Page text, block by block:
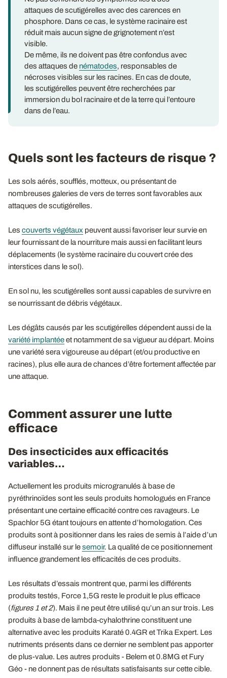
attaques de scutigérelles avec des carences en
phosphore. Dans ce cas, le système racinaire est
réduit mais aucun signe de grignotement n’est
visible.
De même, ils ne doivent pas être confondus avec
des attaques de nématodes, responsables de
nécroses visibles sur les racines. En cas de doute,
les scutigérelles peuvent être recherchées par
immersion du bol racinaire et de la terre qui l’entoure
dans de l’eau.
Quels sont les facteurs de risque ?
Les sols aérés, soufflés, motteux, ou présentant de
nombreuses galeries de vers de terres sont favorables aux
attaques de scutigérelles.
Les couverts végétaux peuvent aussi favoriser leur survie en
leur fournissant de la nourriture mais aussi en facilitant leurs
déplacements (le système racinaire du couvert crée des
interstices dans le sol).
En sol nu, les scutigérelles sont aussi capables de survivre en
se nourrissant de débris végétaux.
Les dégâts causés par les scutigérelles dépendent aussi de la
variété implantéeet notamment de sa vigueur au départ. Moins
une variété sera vigoureuse au départ (et/ou productive en
racines), plus elle aura de chances d’être fortement affectée par
une attaque.
Comment assurer une lutte
efficace
Des insecticides aux efficacités
variables…
Actuellement les produits microgranulés à base de
pyréthrinoïdes sont les seuls produits homologués en France
présentant une certaine efficacité contre ces ravageurs. Le
Spachlor 5G étant toujours en attente d’homologation. Ces
produits sont à positionner dans les raies de semis à l’aide d’un
diffuseur installé sur lesemoir. La qualité de ce positionnement
influence grandement les efficacités de ces produits.
Les résultats d’essais montrent que, parmi les différents
produits testés, Force 1,5G reste le produit le plus efficace
(figures 1 et 2). Mais il ne peut être utilisé qu’un an sur trois. Les
produits à base de lambda-cyhalothrine constituent une
alternative avec les produits Karaté 0.4GR et Trika Expert. Les
nutriments présents dans ce dernier ne semblent pas apporter
de plus-value. Les autres produits - Belem et 0.8MG et Fury
Géo - ne donnent pas de résultats satisfaisants sur cette cible.